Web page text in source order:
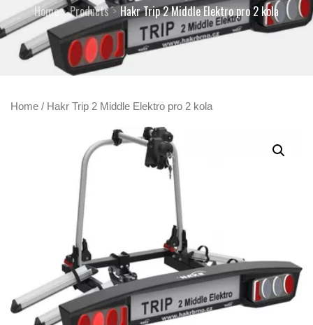
Home Products Hakr Trip 2 Middle Elektro pro 2 kola
Home / Hakr Trip 2 Middle Elektro pro 2 kola